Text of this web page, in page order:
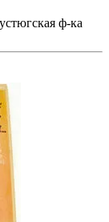
ф-ка